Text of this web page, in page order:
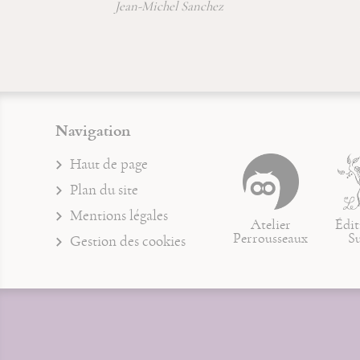
Jean-François Froger
Navigation
Haut de page
Plan du site
Mentions légales
Gestion des cookies
Atelier
Perrousseaux